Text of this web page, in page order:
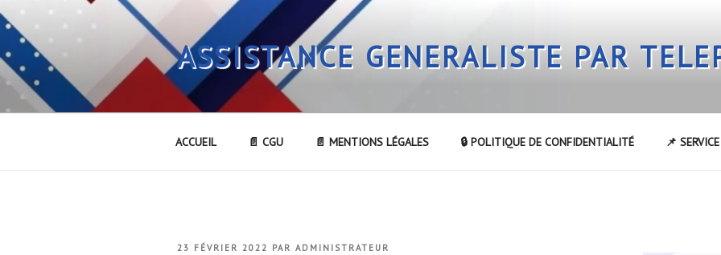
Aller
au
contenu
principal
ASSISTANCE GENERALISTE PAR
ACCUEIL 📄 CGU 📄 MENTIONS LÉGALES 🔒 POLITIQUE DE CONFIDENTIALITÉ 📌
PUBLIÉ
23 FÉVRIER 2022 PAR ADMINISTRATEUR